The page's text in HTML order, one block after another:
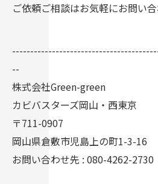
ご依頼ご相談はお気軽にお問い
--
株式会社Green-green
カビバスターズ岡山・西東京
〒711-0907
岡山県倉敷市児島上の町1-3-16
お問い合わせ先 : 080-4262-2730